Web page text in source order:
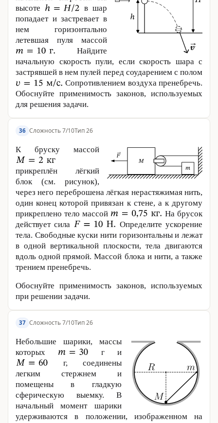
высоте
в шар
попадает и застревает в
нем горизонтально
летевшая пуля массой
Найдите
начальную скорость пули, если скорость шара с
застрявшей в нем пулей перед соударением с полом
Сопротивлением воздуха пренебречь.
Обоснуйте применимость законов, используемых
для решения задачи.
36 Сложность 7/10Тип 26
К бруску массой
прикреплён лёгкий
блок (см. рисунок),
через него переброшена лёгкая нерастяжимая нить,
один конец которой привязан к стене, а к другому
прикреплено тело массой
На брусок
действует сила
Определите ускорение
тела. Свободные куски нити горизонтальны и лежат
в одной вертикальной плоскости, тела двигаются
вдоль одной прямой. Массой блока и нити, а также
трением пренебречь.
Обоснуйте применимость законов, используемых
при решении задачи.
37 Сложность 7/10Тип 26
Небольшие шарики, массы
которых
г и
г, соединены
легким стержнем и
помещены в гладкую
сферическую выемку. В
начальный момент шарики
удерживаются в положении, изображенном на